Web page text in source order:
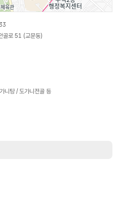
골로 51 (교문동)
니탕 / 도가니전골 등